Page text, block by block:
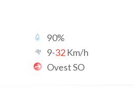
90%
9-32 Km/h
Ovest SO